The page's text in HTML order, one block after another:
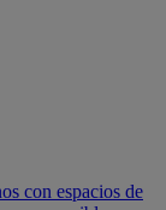
con espacios de